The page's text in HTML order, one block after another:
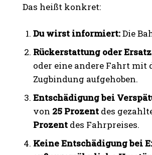
Das heißt konkret:
Du wirst informiert:Die
Rückerstattung oder
oder eine andere Fahrt mit
Zugbindung aufgehoben.
Entschädigung bei
von 25 Prozent des
Prozent des Fahrpreises.
Keine Entschädigung bei